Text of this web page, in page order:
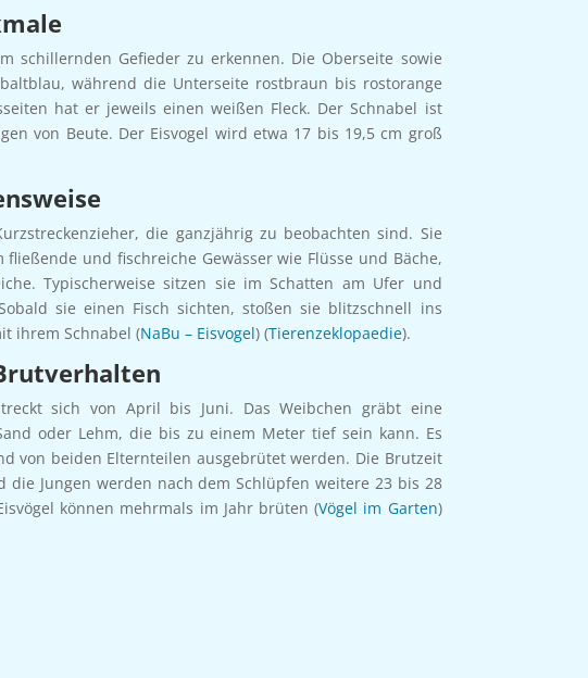
schillernden Gefieder zu erkennen. Die Oberseite sowie
während die Unterseite rostbraun bis rostorange
hat er jeweils einen weißen Fleck. Der Schnabel ist
von Beute. Der Eisvogel wird etwa 17 bis 19,5 cm groß
die ganzjährig zu beobachten sind. Sie
und fischreiche Gewässer wie Flüsse und Bäche,
Typischerweise sitzen sie im Schatten am Ufer und
sie einen Fisch sichten, stoßen sie blitzschnell ins
ihrem Schnabel (NaBu – Eisvogel) (Tierenzeklopaedie).
sich von April bis Juni. Das Weibchen gräbt eine
oder Lehm, die bis zu einem Meter tief sein kann. Es
von beiden Elternteilen ausgebrütet werden. Die Brutzeit
die Jungen werden nach dem Schlüpfen weitere 23 bis 28
können mehrmals im Jahr brüten (Vögel im Garten)